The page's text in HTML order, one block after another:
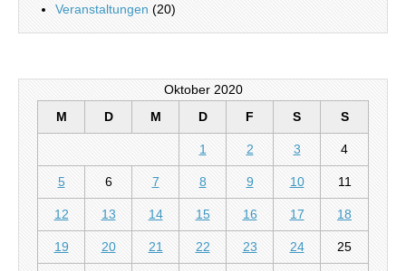
Veranstaltungen (20)
Oktober 2020
M
D M D F S S
1 2 3 4
5 6 7 8 9 10 11
12 13 14 15 16 17 18
19 20 21 22 23 24 25